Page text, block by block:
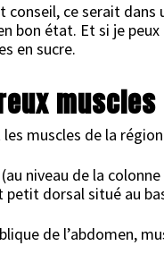
ce serait dans
bon état. Et si je
en sucre.
muscles
muscles de la
niveau de la
petit dorsal situé au
de l’abdomen,